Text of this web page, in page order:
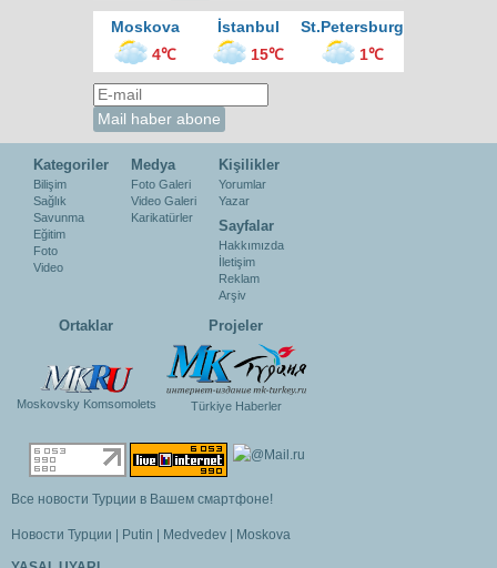
Moskova İstanbul
St.Petersburg
4℃
15℃ 1℃
Kategoriler
Bilişim
Sağlık
Savunma
Eğitim
Foto
Video
Medya
Foto Galeri
Video Galeri
Karikatürler
Kişilikler
Yorumlar
Yazar
Sayfalar
Hakkımızda
İletişim
Reklam
Arşiv
Ortaklar
Moskovsky Komsomolets
Projeler
Türkiye Haberler
Все новости Турции в Вашем смартфоне!
Новости Турции Putin Medvedev Moskova